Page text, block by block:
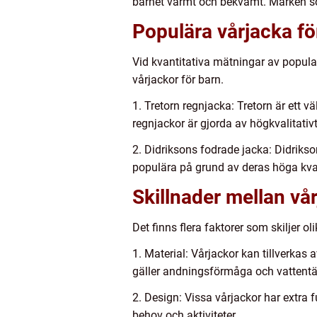
Populära vårjacka
Vid kvantitativa mätningar av
vårjackor för barn.
1. Tretorn regnjacka: Tretorn är ett
regnjackor är gjorda av
2. Didriksons fodrade jacka:
populära på grund av deras höga
Skillnader mellan
Det finns flera faktorer som skiljer
1. Material: Vårjackor kan tillverkas
gäller andningsförmåga och
2. Design: Vissa vårjackor har extra